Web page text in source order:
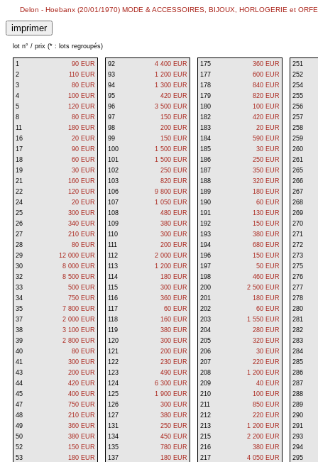
Delon - Hoebanx (20/01/1970) MODE & ACCESSOIRES, BIJOUX, HORLOGERIE et
lot n° / prix (* : lots regroupés)
1
90 EUR
2
110 EUR
3
80 EUR
4
100 EUR
5
120 EUR
8
80 EUR
11
180 EUR
16
20 EUR
17
90 EUR
18
60 EUR
19
30 EUR
21
160 EUR
22
120 EUR
24
20 EUR
25
300 EUR
26
340 EUR
27
210 EUR
28
80 EUR
29
12 000 EUR
30
8 000 EUR
32
8 500 EUR
33
500 EUR
34
750 EUR
35
7 800 EUR
37
2 000 EUR
38
3 100 EUR
39
2 800 EUR
40
80 EUR
41
300 EUR
43
200 EUR
44
420 EUR
45
400 EUR
47
750 EUR
48
210 EUR
49
360 EUR
50
380 EUR
52
150 EUR
53
180 EUR
92
4 400 EUR
93
1 200 EUR
94
1 300 EUR
95
420 EUR
96
3 500 EUR
97
150 EUR
98
200 EUR
99
150 EUR
100
1 500 EUR
101
1 500 EUR
102
250 EUR
103
820 EUR
106
9 800 EUR
107
1 050 EUR
108
480 EUR
109
380 EUR
110
300 EUR
111
200 EUR
112
2 000 EUR
113
1 200 EUR
114
180 EUR
115
300 EUR
116
360 EUR
117
60 EUR
118
160 EUR
119
380 EUR
120
300 EUR
121
200 EUR
122
230 EUR
123
490 EUR
124
6 300 EUR
125
1 900 EUR
126
300 EUR
127
380 EUR
131
250 EUR
134
450 EUR
135
780 EUR
137
180 EUR
175
360 EUR
177
600 EUR
178
840 EUR
179
820 EUR
180
100 EUR
182
420 EUR
183
20 EUR
184
590 EUR
185
30 EUR
186
250 EUR
187
350 EUR
188
320 EUR
189
180 EUR
190
60 EUR
191
130 EUR
192
150 EUR
193
380 EUR
194
680 EUR
196
150 EUR
197
50 EUR
198
460 EUR
200
2 500 EUR
201
180 EUR
202
60 EUR
203
1 550 EUR
204
280 EUR
205
320 EUR
206
30 EUR
207
220 EUR
208
1 200 EUR
209
40 EUR
210
100 EUR
211
850 EUR
212
220 EUR
213
1 200 EUR
215
2 200 EUR
216
380 EUR
217
4 050 EUR
251
252
254
255
256
257
258
259
260
261
265
266
267
268
269
270
271
272
273
275
276
277
278
280
281
282
283
284
285
286
287
288
289
290
291
293
294
295